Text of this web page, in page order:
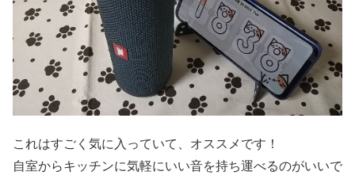
これはすごく気に入っていて、オススメです！
自室からキッチンに気軽にいい音を持ち運べるのがいいで